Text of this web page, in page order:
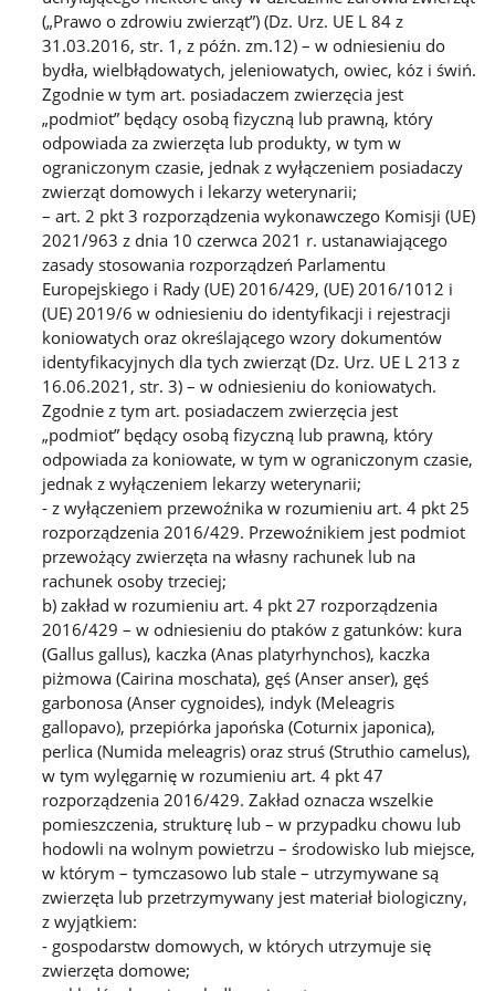
(„Prawo o zdrowiu zwierząt”) (Dz. Urz. UE L 84 z
31.03.2016, str. 1, z późn. zm.12) – w odniesieniu do
bydła, wielbłądowatych, jeleniowatych, owiec, kóz i świń.
Zgodnie w tym art. posiadaczem zwierzęcia jest
„podmiot” będący osobą fizyczną lub prawną, który
odpowiada za zwierzęta lub produkty, w tym w
ograniczonym czasie, jednak z wyłączeniem posiadaczy
zwierząt domowych i lekarzy weterynarii;
– art. 2 pkt 3 rozporządzenia wykonawczego Komisji (UE)
2021/963 z dnia 10 czerwca 2021 r. ustanawiającego
zasady stosowania rozporządzeń Parlamentu
Europejskiego i Rady (UE) 2016/429, (UE) 2016/1012 i
(UE) 2019/6 w odniesieniu do identyfikacji i rejestracji
koniowatych oraz określającego wzory dokumentów
identyfikacyjnych dla tych zwierząt (Dz. Urz. UE L 213 z
16.06.2021, str. 3) – w odniesieniu do koniowatych.
Zgodnie z tym art. posiadaczem zwierzęcia jest
„podmiot” będący osobą fizyczną lub prawną, który
odpowiada za koniowate, w tym w ograniczonym czasie,
jednak z wyłączeniem lekarzy weterynarii;
- z wyłączeniem przewoźnika w rozumieniu art. 4 pkt 25
rozporządzenia 2016/429. Przewoźnikiem jest podmiot
przewożący zwierzęta na własny rachunek lub na
rachunek osoby trzeciej;
b) zakład w rozumieniu art. 4 pkt 27 rozporządzenia
2016/429 – w odniesieniu do ptaków z gatunków: kura
(Gallus gallus), kaczka (Anas platyrhynchos), kaczka
piżmowa (Cairina moschata), gęś (Anser anser), gęś
garbonosa (Anser cygnoides), indyk (Meleagris
gallopavo), przepiórka japońska (Coturnix japonica),
perlica (Numida meleagris) oraz struś (Struthio camelus),
w tym wylęgarnię w rozumieniu art. 4 pkt 47
rozporządzenia 2016/429. Zakład oznacza wszelkie
pomieszczenia, strukturę lub – w przypadku chowu lub
hodowli na wolnym powietrzu – środowisko lub miejsce,
w którym – tymczasowo lub stale – utrzymywane są
zwierzęta lub przetrzymywany jest materiał biologiczny,
z wyjątkiem:
- gospodarstw domowych, w których utrzymuje się
zwierzęta domowe;